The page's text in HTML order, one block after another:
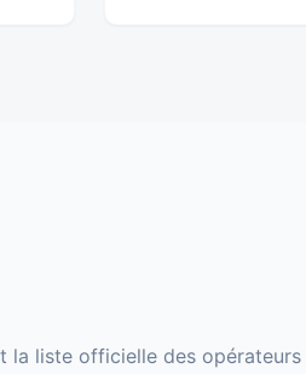
la liste officielle des